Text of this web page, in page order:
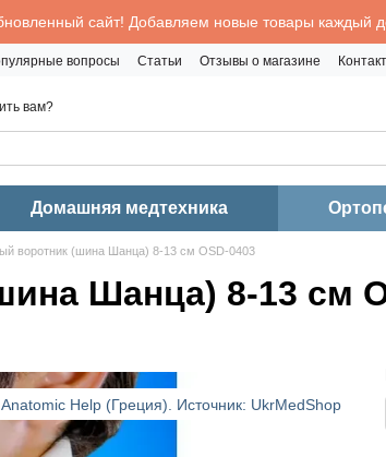
сайт! Добавляем новые товары каждый
вопросы Статьи Отзывы о магазине
вам?
Домашняя медтехника
воротник (шина Шанца) 8-13 см OSD-0403
Шанца) 8-13 см